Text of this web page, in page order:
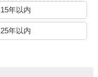
15年以内
25年以内